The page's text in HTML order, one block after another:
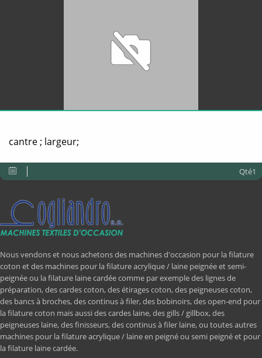
cantre ; largeur;
Qté1
Nous vendons et nous achetons des machines d'occasion pour la filature
coton et des machines pour la filature acrylique / laine peignée et semi-
peignée ou la filature laine cardée comme par exemple des lignes de
préparation, des cardes coton, des étirages coton, des peigneuses coton,
des bancs à broches, des continus à filer, des bobinoirs, des open-end pour
la filature coton mais aussi des cardes laine, des gills / gillbox, des
peigneuses laine, des finisseurs, des continus à filer laine, ou toutes autres
machines pour la filature acrylique / laine en peigné ou semi peigné et pour
la filature laine cardée.